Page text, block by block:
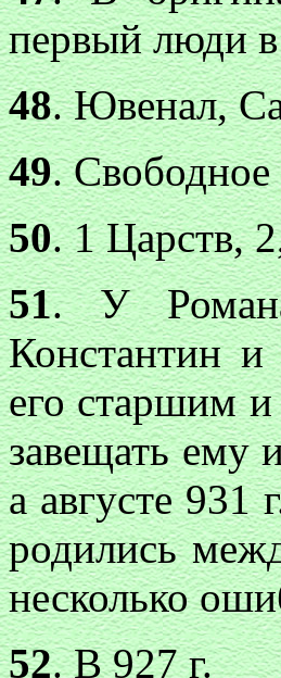
первый люди в
48. Ювенал,
49.
50. 1 Царств,
51. У
Константин
его старшим
завещать ему
а августе
родились
несколько
52. В 927 г.